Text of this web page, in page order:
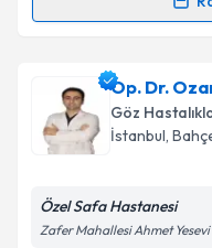
Metni'ni
Randevu
Prof. Dr. Ferda
oluşturun. Size bu
takvim
Op. Dr.
Göz
İstanbul,
Özel Safa Hastanesi
Zafer Mahallesi Ahmet